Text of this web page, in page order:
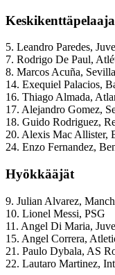
5. Leandro Paredes,
7. Rodrigo De Paul,
8. Marcos Acuña, Sevilla
14. Exequiel Palacios,
16. Thiago Almada,
17. Alejandro Gomez,
18. Guido Rodriguez,
20. Alexis Mac Allister,
24. Enzo Fernandez,
Hyökkääjät
9. Julian Alvarez,
10. Lionel Messi, PSG
11. Angel Di Maria,
15. Angel Correra,
21. Paulo Dybala, AS
22. Lautaro Martinez,